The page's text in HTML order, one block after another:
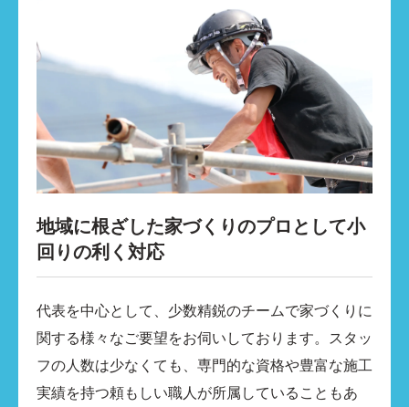
地域に根ざした家づくりのプロとして小
回りの利く対応
代表を中心として、少数精鋭のチームで家づくりに
関する様々なご要望をお伺いしております。スタッ
フの人数は少なくても、専門的な資格や豊富な施工
実績を持つ頼もしい職人が所属していることもあ